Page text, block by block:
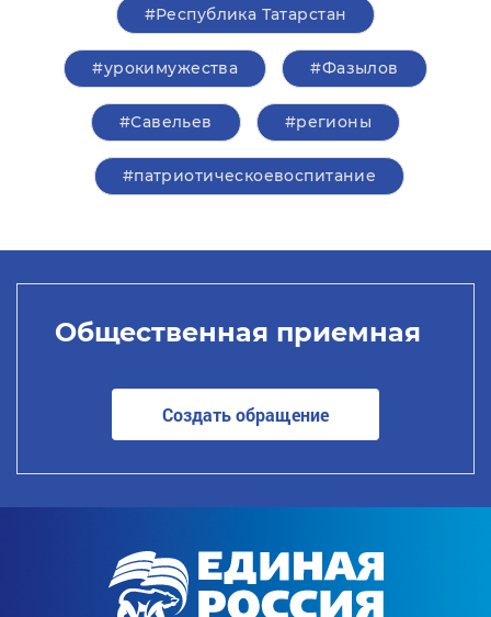
#Республика Татарстан
#урокимужества #Фазылов
#Савельев #регионы
#патриотическоевоспитание
Общественная приемная
Создать обращение